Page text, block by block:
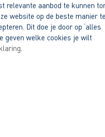
relevante aanbod te kunnen
website op de beste manier te
Dit doe je door op ‘alles
geven welke cookies je wilt
.